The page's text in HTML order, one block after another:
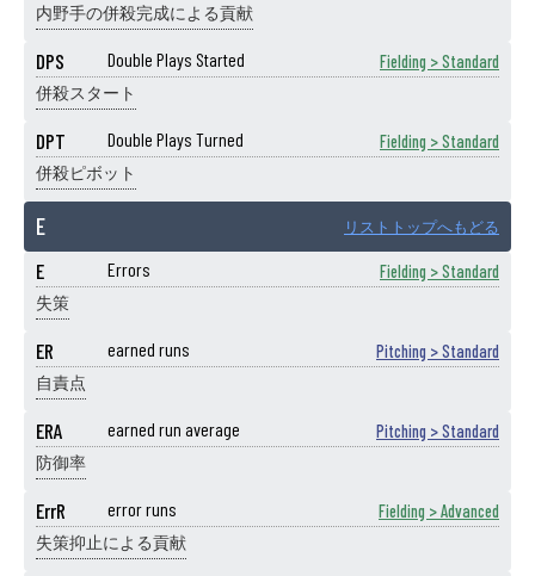
内野手の併殺完成による貢献
DPS Double Plays Started Fielding > Standard
併殺スタート
DPT Double Plays Turned Fielding > Standard
併殺ピボット
E リストトップへもどる
E Errors Fielding > Standard
失策
ER earned runs Pitching > Standard
自責点
ERA earned run average Pitching > Standard
防御率
ErrR error runs Fielding > Advanced
失策抑止による貢献